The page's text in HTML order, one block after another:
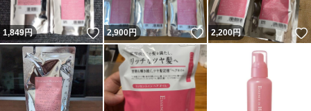
1,849円 いいね！
2,900円 いいね！
2,200円